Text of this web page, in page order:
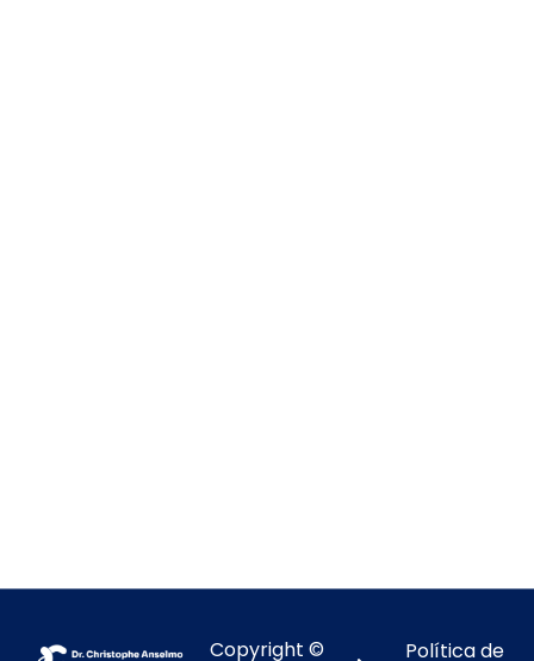
Copyright © Política de